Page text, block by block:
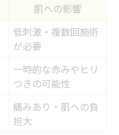
肌への影響
低刺激・複数回施術
が必要
一時的な赤みやヒリ
つきの可能性
痛みあり・肌への負
担大